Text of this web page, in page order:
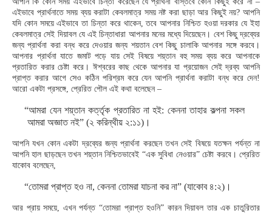
এইভাবে প্রার্থনাতে সময় ব্যয় করাটা কেবলমাত্র সময় নষ্ট করা ছাড়া আর কিছুই নয়? আপনি
যদি কোন সময়ে এইভাবে তা চিন্তা করে থাকেন, তবে আপনার নিশ্চিত হওয়া দরকার যে ইহা
কেবলমাত্র সেই দিয়াবল যে এই চিন্তাধারা আপনার মনের মধ্যে দিয়েছেন। বেশ কিছু দ্রব্যের
জন্য প্রার্থনা করা বন্ধ করে দেওয়ার জন্য শয়তান বেশ কিছু চালাকি আপনার সঙ্গে করবে।
আপনার প্রার্থনা যাতে জমাট পড়ে যায় সেই বিষয়ে শয়্তান বহু সময় ব্যয় করে আপনাকে
প্রতারিত করার চেষ্টা করে। ঈশ্বরের কাছ থেকে আপনার যা প্রয়োজন সেই দ্রব্য আপনি
প্রাপ্ত করার আগে সেও কঠিন পরিশ্রম করে যেন আপনি প্রার্থনা করাটা বন্ধ করে দেন!
আরো একটা প্রসঙ্গে, প্রেরিত পৌল এই কথা বলেছেন –
“আমরা যেন শয়্তান কর্ত্তৃক প্রতারিত না হই: কেননা তাহার কল্পনা সকল
আমরা অজ্ঞাত নই” (২ করিন্থীয় ২:১১)।
আপনি যখন কোন একটা দ্রব্যের জন্য প্রার্থনা করছেন তখন সেই বিষয়ে যতক্ষন পর্যন্ত না
আপনি হাল ছাড়ছেন তখন শয়্তান নিশ্চিতভাবেই “এক সুবিধা নেওয়ার” চেষ্টা করবে। প্রেরিত
যাকোব বলেছেন,
“তোমরা প্রাপ্ত হও না, কেননা তোমরা যাচনা কর না” (যাকোব ৪:২)।
আর প্রায় সময়ে, এখন পর্যন্ত “তোমরা প্রাপ্ত হওনি” কারন দিয়াবল তার এক চাতুরিতার